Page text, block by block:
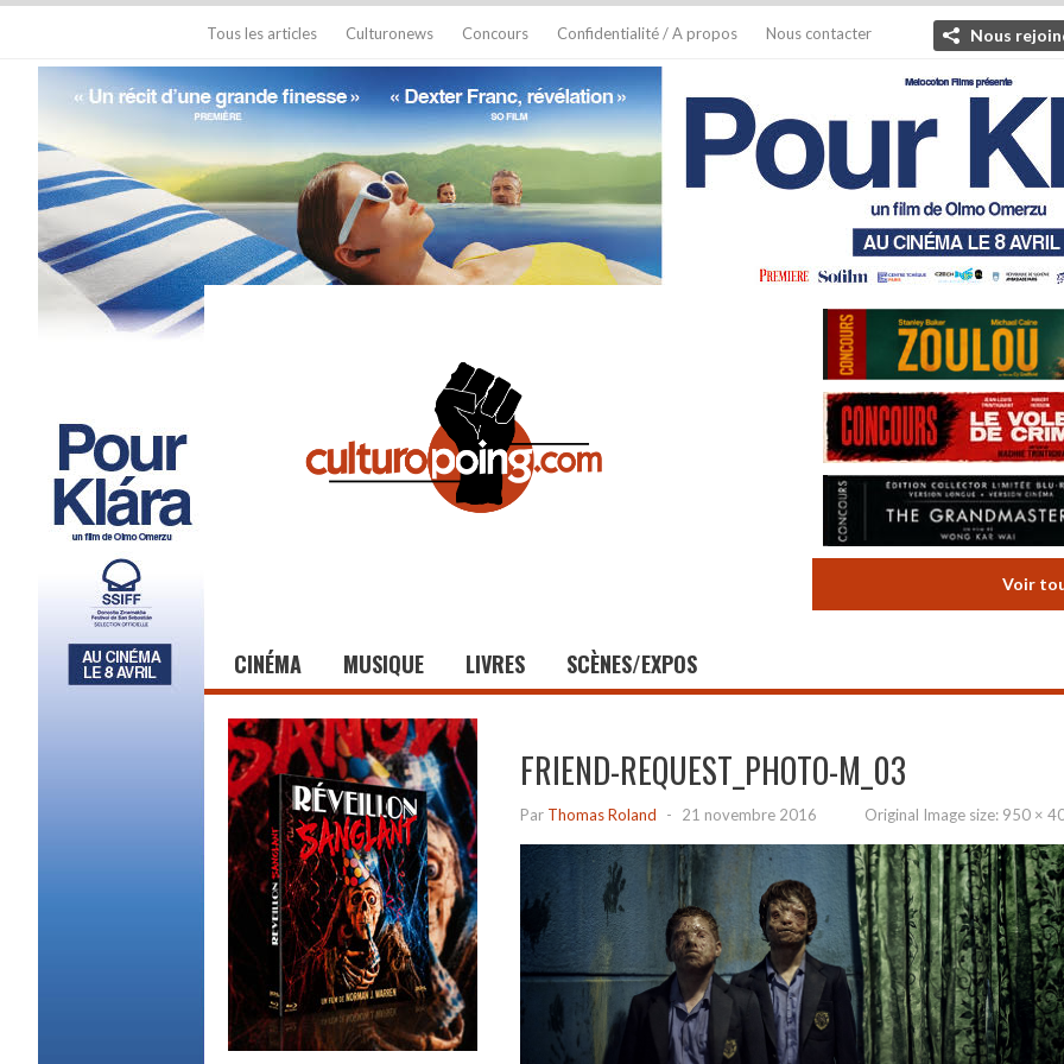
Tous les articles Culturonews Concours Confidentialité / A propos Nous contacter Nous
Voir
CINÉMA MUSIQUE LIVRES SCÈNES/EXPOS
FRIEND-REQUEST_PHOTO-M_03
Par Thomas Roland - 21 novembre 2016 Original Image size: 950 ×